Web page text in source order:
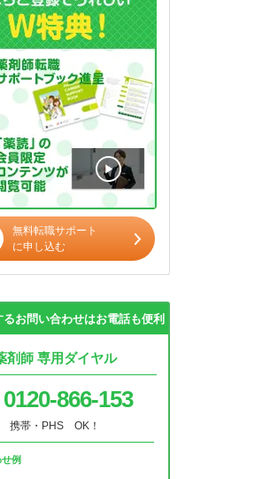
無料転職サポート
に申し込む
お問い合わせはお電話も便利
剤師 専用ダイヤル
0120-866-153
携帯・PHS OK！
例